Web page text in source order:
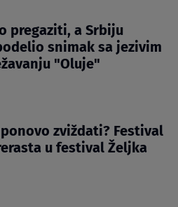
pregaziti, a Srbiju
snimak sa jezivim
"Oluje"
zviždati? Festival
u festival Željka